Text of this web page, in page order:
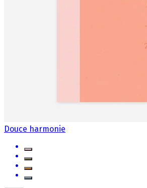
Douce harmonie